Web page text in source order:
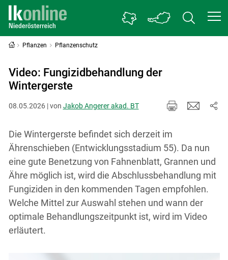
Pflanzen Pflanzenschutz
Video: Fungizidbehandlung der
Wintergerste
08.05.2026 | von Jakob Angerer akad. BT
Die Wintergerste befindet sich derzeit im
Ährenschieben (Entwicklungsstadium 55). Da nun
eine gute Benetzung von Fahnenblatt, Grannen und
Ähre möglich ist, wird die Abschlussbehandlung mit
Fungiziden in den kommenden Tagen empfohlen.
Welche Mittel zur Auswahl stehen und wann der
optimale Behandlungszeitpunkt ist, wird im Video
erläutert.